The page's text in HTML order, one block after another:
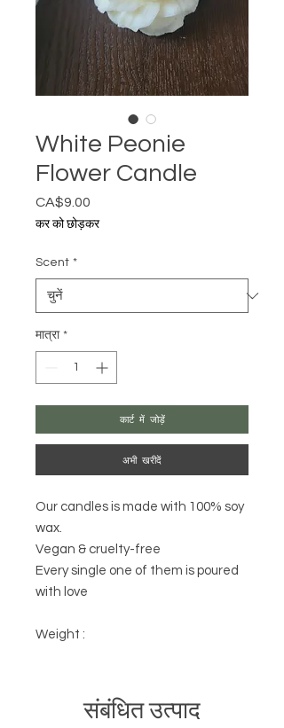
White Peonie
Flower Candle
CA$9.00
कर को छोड़कर
Scent *
मात्रा *
कार्ट में जोड़ें
अभी खरीदें
Our candles is made with 100% soy
wax.
Vegan & cruelty-free
Every single one of them is poured
with love
Weight :
संबंधित उत्पाद